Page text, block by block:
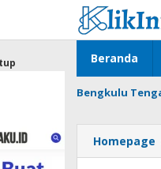
konten
Beranda
Bengkulu
Homepage